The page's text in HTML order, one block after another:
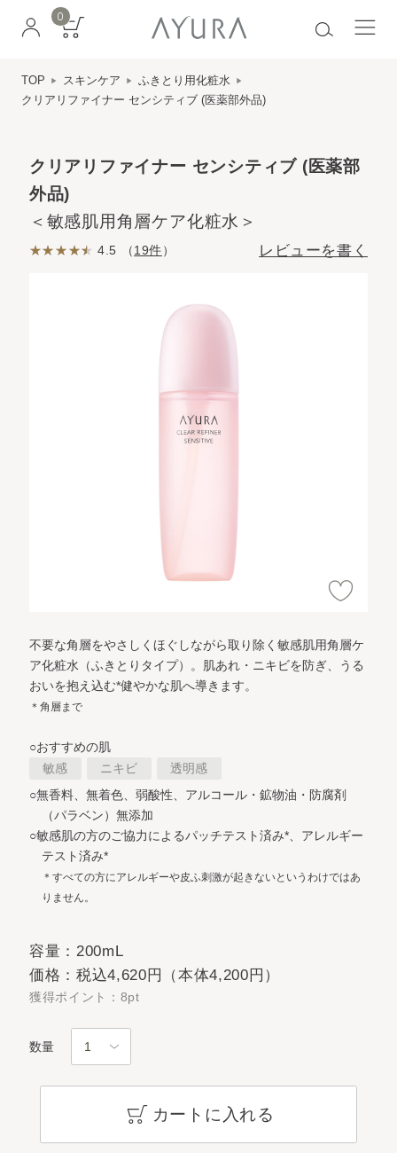
0
TOP スキンケア
ふきとり用化粧水
クリアリファイナー センシティブ (医薬部外品)
クリアリファイナー センシティブ (医薬部
外品)
＜敏感肌用角層ケア化粧水＞
4.5 （19件） レビューを書く
不要な角層をやさしくほぐしながら取り除く敏感肌用角層ケ
ア化粧水（ふきとりタイプ）。
肌あれ・ニキビを防ぎ、うる
おいを抱え込む*健やかな肌へ導きます。
＊角層まで
○おすすめの肌
敏感
ニキビ
透明感
○無香料、無着色、弱酸性、アルコール・鉱物油・防腐剤
（パラベン）無添加
○敏感肌の方のご協力によるパッチテスト済み*、アレルギー
テスト済み*
＊すべての方にアレルギーや皮ふ刺激が起きないというわけではあ
りません。
容量：200mL
価格：税込4,620円（本体4,200円）
獲得ポイント：8pt
数量
カートに入れる